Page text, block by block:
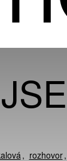
rozhovor